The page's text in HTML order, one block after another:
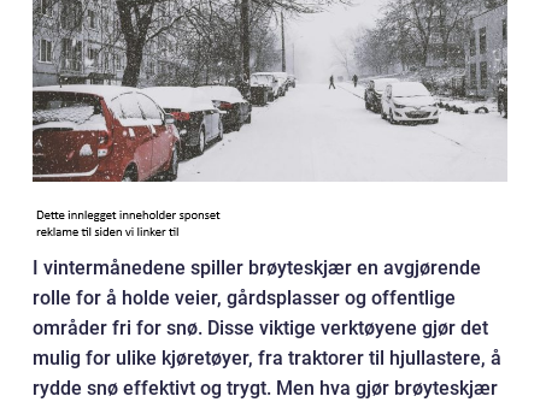
I vintermånedene spiller brøyteskjær en avgjørende
rolle for å holde veier, gårdsplasser og offentlige
områder fri for snø. Disse viktige verktøyene gjør det
mulig for ulike kjøretøyer, fra traktorer til hjullastere, å
rydde snø effektivt og trygt. Men hva gjør brøyteskjær